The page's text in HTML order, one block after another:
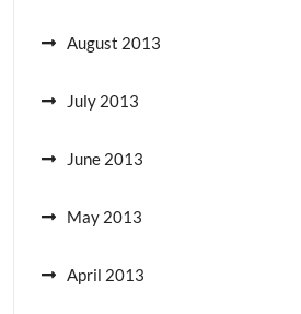
August 2013
July 2013
June 2013
May 2013
April 2013